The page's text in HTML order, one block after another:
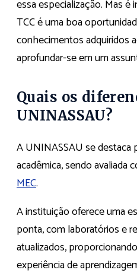
essa especialização. Mas
TCC é uma boa
conhecimentos adquiridos
aprofundar-se em um
Quais os
UNINASSAU?
A UNINASSAU se destaca
acadêmica, sendo avaliada
MEC.
A instituição oferece uma
ponta, com laboratórios e
atualizados,
experiência de